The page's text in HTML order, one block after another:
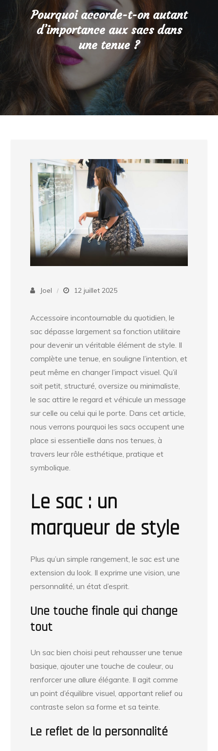
Pourquoi accorde-t-on autant
d’importance aux sacs dans
une tenue ?
Joel 12 juillet 2025
Accessoire incontournable du quotidien, le
sac dépasse largement sa fonction utilitaire
pour devenir un véritable élément de style. Il
complète une tenue, en souligne l’intention, et
peut même en changer l’impact visuel. Qu’il
soit petit, structuré, oversize ou minimaliste,
le sac attire le regard et véhicule un message
sur celle ou celui qui le porte. Dans cet article,
nous verrons pourquoi les sacs occupent une
place si essentielle dans nos tenues, à
travers leur rôle esthétique, pratique et
symbolique.
Le sac : un
marqueur de style
Plus qu’un simple rangement, le sac est une
extension du look. Il exprime une vision, une
personnalité, un état d’esprit.
Une touche finale qui change
tout
Un sac bien choisi peut rehausser une tenue
basique, ajouter une touche de couleur, ou
renforcer une allure élégante. Il agit comme
un point d’équilibre visuel, apportant relief ou
contraste selon sa forme et sa teinte.
Le reflet de la personnalité